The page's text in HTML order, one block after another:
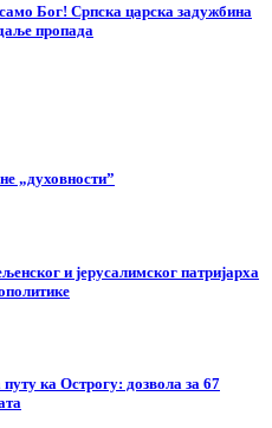
Бог! Српска царска задужбина
пропада
„духовности”
и јерусалимског патријарха
ка Острогу: дозвола за 67